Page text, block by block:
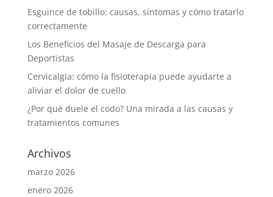
Esguince de tobillo: causas, síntomas y cómo tratarlo
correctamente
Los Beneficios del Masaje de Descarga para
Deportistas
Cervicalgia: cómo la fisioterapia puede ayudarte a
aliviar el dolor de cuello
¿Por qué duele el codo? Una mirada a las causas y
tratamientos comunes
Archivos
marzo 2026
enero 2026